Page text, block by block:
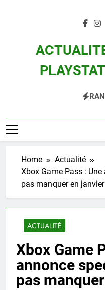
Zelda,
Home
Actualité
Xbox Game Pass :
pas manquer en janvier
ACTUALITÉ
Xbox Game
annonce
pas